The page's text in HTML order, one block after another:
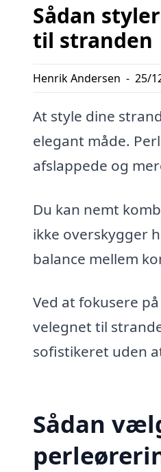
Sådan
til stranden
Henrik Andersen - 25/
At style dine
elegant måde.
afslappede og
Du kan nemt
ikke overskygger
balance mellem
Ved at fokusere
velegnet til
sofistikeret uden
Sådan